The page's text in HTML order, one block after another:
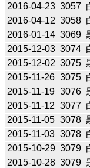
2016-04-23 3057
2016-04-12 3058
2016-01-14 3069
2015-12-03 3074
2015-12-02 3075
2015-11-26 3075
2015-11-19 3076
2015-11-12 3077
2015-11-05 3078
2015-11-03 3078
2015-10-29 3079
2015-10-28 3079